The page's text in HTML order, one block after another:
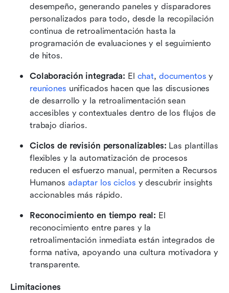
desempeño, generando paneles y disparadores
personalizados para todo, desde la recopilación
continua de retroalimentación hasta la
programación de evaluaciones y el seguimiento
de hitos.
Colaboración integrada: El chat, documentos
reuniones unificados hacen que las discusiones
de desarrollo y la retroalimentación sean
accesibles y contextuales dentro de los flujos de
trabajo diarios.
Ciclos de revisión personalizables: Las plantillas
flexibles y la automatización de procesos
reducen el esfuerzo manual, permiten a Recursos
Humanos adaptar los ciclos y descubrir insights
accionables más rápido.
Reconocimiento en tiempo real: El
reconocimiento entre pares y la
retroalimentación inmediata están integrados de
forma nativa, apoyando una cultura motivadora y
transparente.
Limitaciones